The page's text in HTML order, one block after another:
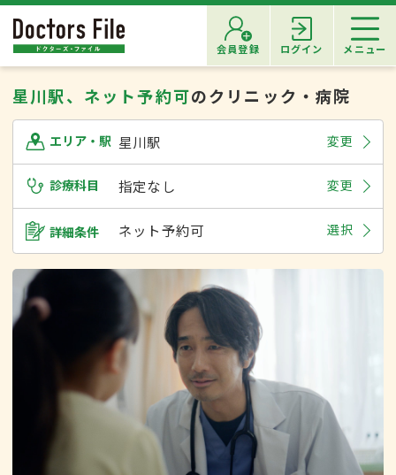
会員登録 ログイン メニュー
星川駅、ネット予約可のクリニック・病院
エリア・駅 星川駅 変更
診療科目 指定なし 変更
詳細条件 ネット予約可 選択